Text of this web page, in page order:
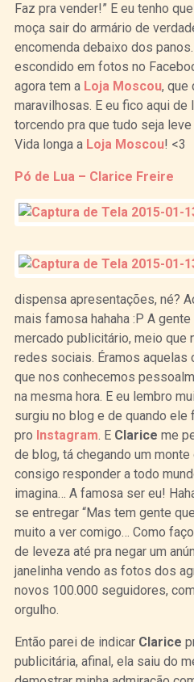
Faz pra vender!” E eu tenho
moça sair do armário de
encomenda debaixo dos
escondido em fotos no
agora tem a Loja Moscou, que
maravilhosas. E eu fico aqui de
torcendo pra que tudo seja
Vida longa a Loja Moscou! <3
Pó de Lua – Clarice Freire
dispensa apresentações, né?
mais famosa hahaha :P A
mercado publicitário, meio que
redes sociais. Éramos aquelas
que nos conhecemos
na mesma hora. E eu lembro
surgiu no blog e de quando ele
pro Instagram. E Clarice me
de blog, tá chegando um
consigo responder a todo
imagina… A famosa ser eu!
se entregar “Mas tem gente
muito a ver comigo… Como
de leveza até pra negar um
janelinha vendo as fotos dos
novos 100.000 seguidores,
orgulho.
Então parei de indicar Clarice
publicitária, afinal, ela saiu do